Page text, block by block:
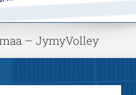
– JymyVolley